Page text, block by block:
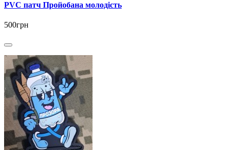
PVC патч Пройобана молодість
500грн